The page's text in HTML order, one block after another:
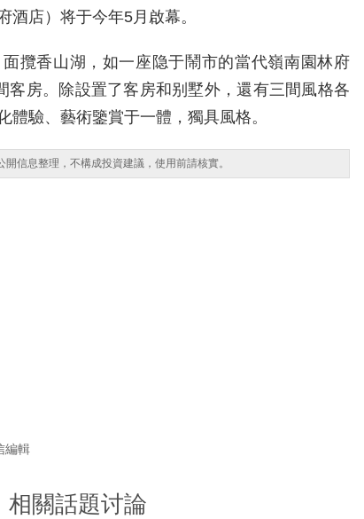
酒店）将于今年5月啟幕。
攬香山湖，如一座隐于鬧市的當代嶺南園林府
客房。除設置了客房和别墅外，還有三間風格各
體驗、藝術鑒賞于一體，獨具風格。
信息整理，不構成投資建議，使用前請核實。
編輯
相關話題讨論